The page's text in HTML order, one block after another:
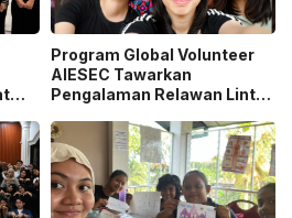
Program Global Volunteer
AIESEC Tawarkan
Pengalaman Relawan Lintas